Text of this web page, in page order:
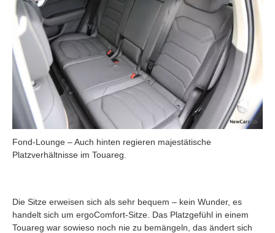
Fond-Lounge – Auch hinten regieren majestätische
Platzverhältnisse im Touareg.
Die Sitze erweisen sich als sehr bequem – kein Wunder, es
handelt sich um ergoComfort-Sitze. Das Platzgefühl in einem
Touareg war sowieso noch nie zu bemängeln, das ändert sich